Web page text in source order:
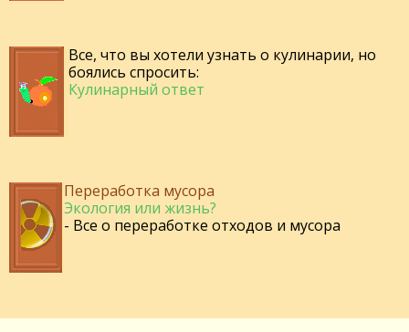
Все, что вы хотели узнать о кулинарии, но
боялись спросить:
Кулинарный ответ
Переработка мусора
Экология или жизнь?
- Все о переработке отходов и мусора